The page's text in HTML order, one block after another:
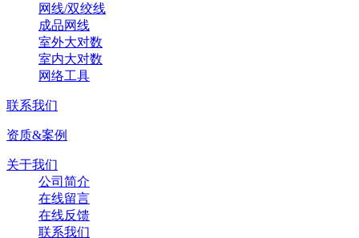
网线/双绞线
成品网线
室外大对数
室内大对数
网络工具
联系我们
资质&案例
关于我们
公司简介
在线留言
在线反馈
联系我们